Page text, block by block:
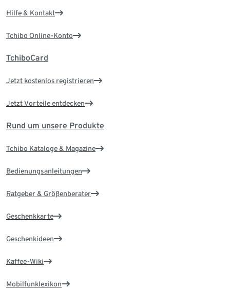
Hilfe & Kontakt
Tchibo Online-Konto
TchiboCard
Jetzt kostenlos registrieren
Jetzt Vorteile entdecken
Rund um unsere Produkte
Tchibo Kataloge & Magazine
Bedienungsanleitungen
Ratgeber & Größenberater
Geschenkkarte
Geschenkideen
Kaffee-Wiki
Mobilfunklexikon